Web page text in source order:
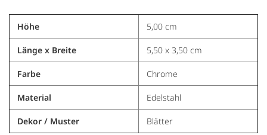
Höhe 5,00 cm
Länge x Breite 5,50 x 3,50 cm
Farbe Chrome
Material Edelstahl
Dekor / Muster Blätter